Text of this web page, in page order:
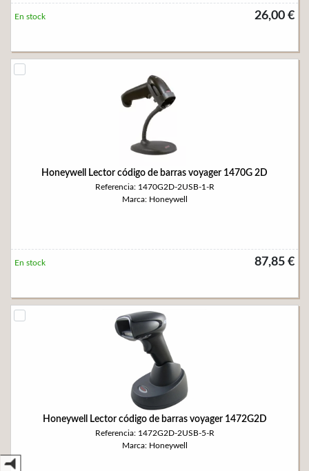
26,00 €
En stock
Honeywell Lector código de barras voyager 1470G 2D
Referencia: 1470G2D-2USB-1-R
Marca: Honeywell
87,85 €
En stock
Honeywell Lector código de barras voyager 1472G2D
Referencia: 1472G2D-2USB-5-R
Marca: Honeywell